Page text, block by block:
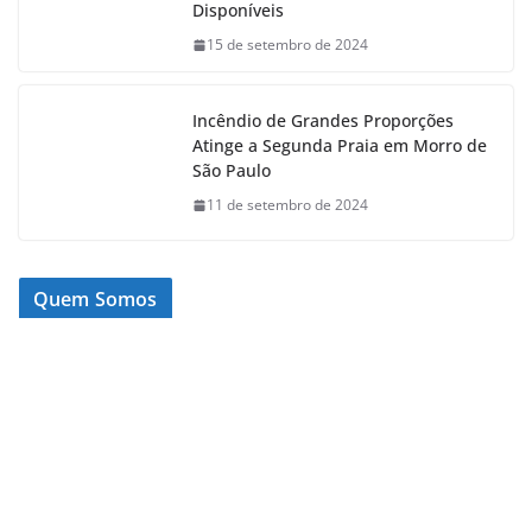
Disponíveis
15 de setembro de 2024
Incêndio de Grandes Proporções
Atinge a Segunda Praia em Morro de
São Paulo
11 de setembro de 2024
Quem Somos